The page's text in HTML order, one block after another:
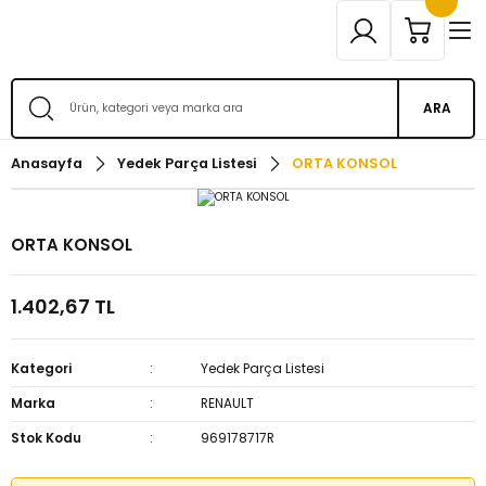
ARA
Anasayfa Yedek Parça Listesi ORTA KONSOL
ORTA KONSOL
1.402,67 TL
Kategori
Yedek Parça Listesi
Marka
RENAULT
Stok Kodu
969178717R